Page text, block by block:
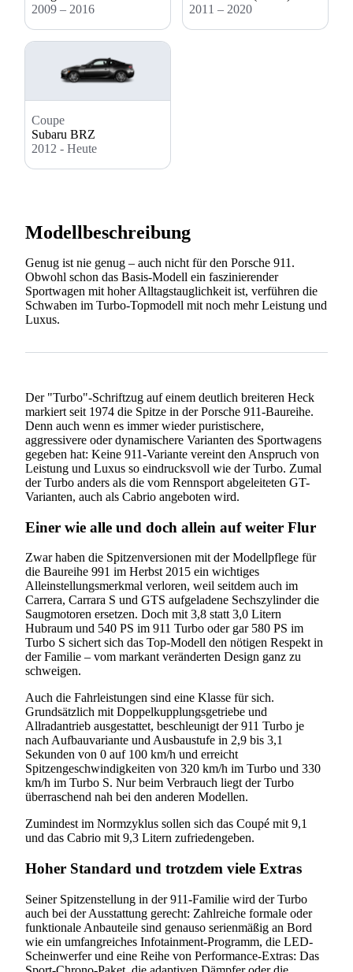
2009 – 2016
2011 – 2020
Coupe
Subaru BRZ
2012 - Heute
Modellbeschreibung
Genug ist nie genug – auch nicht für den Porsche 911.
Obwohl schon das Basis-Modell ein faszinierender
Sportwagen mit hoher Alltagstauglichkeit ist, verführen die
Schwaben im Turbo-Topmodell mit noch mehr Leistung und
Luxus.
Der "Turbo"-Schriftzug auf einem deutlich breiteren Heck
markiert seit 1974 die Spitze in der Porsche 911-Baureihe.
Denn auch wenn es immer wieder puristischere,
aggressivere oder dynamischere Varianten des Sportwagens
gegeben hat: Keine 911-Variante vereint den Anspruch von
Leistung und Luxus so eindrucksvoll wie der Turbo. Zumal
der Turbo anders als die vom Rennsport abgeleiteten GT-
Varianten, auch als Cabrio angeboten wird.
Einer wie alle und doch allein auf weiter Flur
Zwar haben die Spitzenversionen mit der Modellpflege für
die Baureihe 991 im Herbst 2015 ein wichtiges
Alleinstellungsmerkmal verloren, weil seitdem auch im
Carrera, Carrara S und GTS aufgeladene Sechszylinder die
Saugmotoren ersetzen. Doch mit 3,8 statt 3,0 Litern
Hubraum und 540 PS im 911 Turbo oder gar 580 PS im
Turbo S sichert sich das Top-Modell den nötigen Respekt in
der Familie – vom markant veränderten Design ganz zu
schweigen.
Auch die Fahrleistungen sind eine Klasse für sich.
Grundsätzlich mit Doppelkupplungsgetriebe und
Allradantrieb ausgestattet, beschleunigt der 911 Turbo je
nach Aufbauvariante und Ausbaustufe in 2,9 bis 3,1
Sekunden von 0 auf 100 km/h und erreicht
Spitzengeschwindigkeiten von 320 km/h im Turbo und 330
km/h im Turbo S. Nur beim Verbrauch liegt der Turbo
überraschend nah bei den anderen Modellen.
Zumindest im Normzyklus sollen sich das Coupé mit 9,1
und das Cabrio mit 9,3 Litern zufriedengeben.
Hoher Standard und trotzdem viele Extras
Seiner Spitzenstellung in der 911-Familie wird der Turbo
auch bei der Ausstattung gerecht: Zahlreiche formale oder
funktionale Anbauteile sind genauso serienmäßig an Bord
wie ein umfangreiches Infotainment-Programm, die LED-
Scheinwerfer und eine Reihe von Performance-Extras: Das